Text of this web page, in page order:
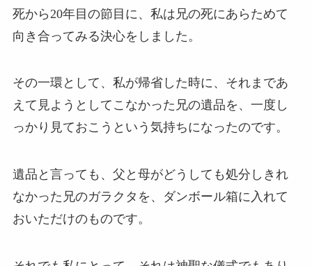
死から20年目の節目に、私は兄の死にあらためて
向き合ってみる決心をしました。
その一環として、私が帰省した時に、それまであ
えて見ようとしてこなかった兄の遺品を、一度し
っかり見ておこうという気持ちになったのです。
遺品と言っても、父と母がどうしても処分しきれ
なかった兄のガラクタを、ダンボール箱に入れて
おいただけのものです。